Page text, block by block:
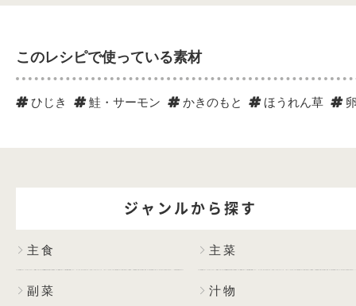
このレシピで使っている素材
ひじき 鮭・サーモン かきのもと ほうれん草
ジャンルから探す
主食 主菜
副菜 汁物